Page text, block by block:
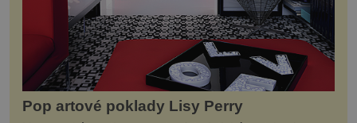
Pop artové poklady Lisy Perry